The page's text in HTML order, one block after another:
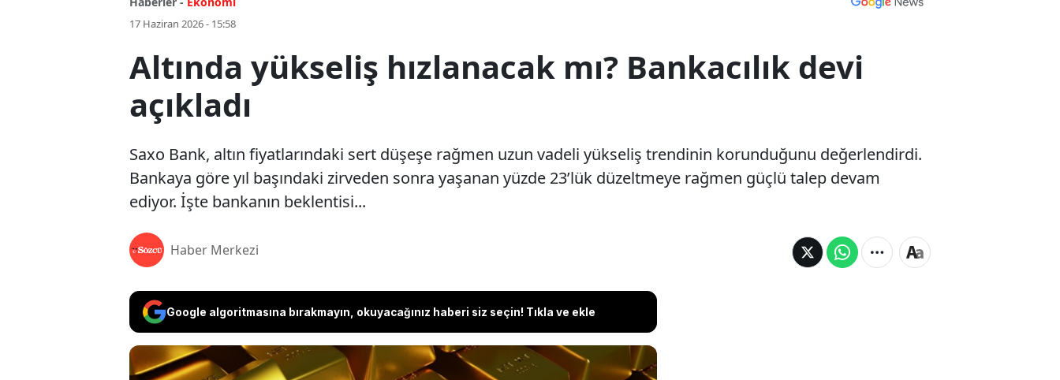
17 Haziran 2026 - 15:58
Altında yükseliş hızlanacak mı? Bankacılık devi
açıkladı
Saxo Bank, altın fiyatlarındaki sert düşeşe rağmen uzun vadeli yükseliş trendinin korunduğunu değerlendirdi.
Bankaya göre yıl başındaki zirveden sonra yaşanan yüzde 23’lük düzeltmeye rağmen güçlü talep devam
ediyor. İşte bankanın beklentisi...
Haber Merkezi
Google algoritmasına bırakmayın, okuyacağınız haberi siz seçin! Tıkla ve ekle